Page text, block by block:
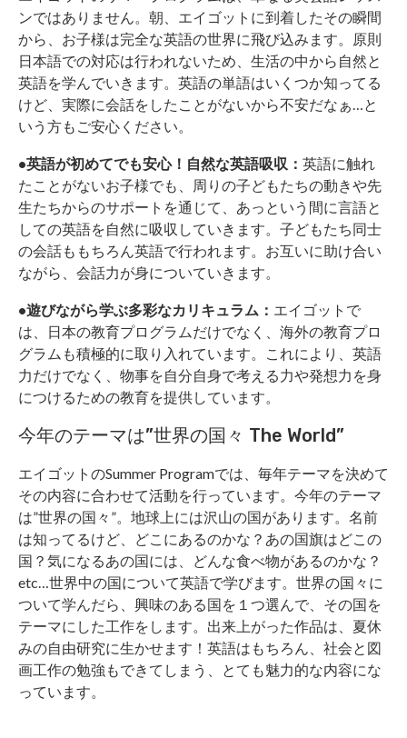
ンではありません。朝、エイゴットに到着したその瞬間
から、お子様は完全な英語の世界に飛び込みます。原則
日本語での対応は行われないため、生活の中から自然と
英語を学んでいきます。英語の単語はいくつか知ってる
けど、実際に会話をしたことがないから不安だなぁ…と
いう方もご安心ください。
•英語が初めてでも安心！自然な英語吸収： 英語に触れ
たことがないお子様でも、周りの子どもたちの動きや先
生たちからのサポートを通じて、あっという間に言語と
しての英語を自然に吸収していきます。子どもたち同士
の会話ももちろん英語で行われます。お互いに助け合い
ながら、会話力が身についていきます。
•遊びながら学ぶ多彩なカリキュラム： エイゴットで
は、日本の教育プログラムだけでなく、海外の教育プロ
グラムも積極的に取り入れています。これにより、英語
力だけでなく、物事を自分自身で考える力や発想力を身
につけるための教育を提供しています。
今年のテーマは”世界の国々 The World”
エイゴットのSummer Programでは、毎年テーマを決めて
その内容に合わせて活動を行っています。今年のテーマ
は”世界の国々”。地球上には沢山の国があります。名前
は知ってるけど、どこにあるのかな？あの国旗はどこの
国？気になるあの国には、どんな食べ物があるのかな？
etc…世界中の国について英語で学びます。世界の国々に
ついて学んだら、興味のある国を１つ選んで、その国を
テーマにした工作をします。出来上がった作品は、夏休
みの自由研究に生かせます！英語はもちろん、社会と図
画工作の勉強もできてしまう、とても魅力的な内容にな
っています。